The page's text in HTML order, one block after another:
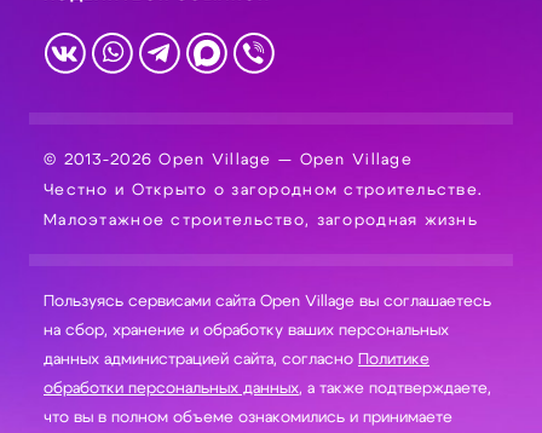
© 2013-2026 Open Village — Open Village
Честно и Открыто о загородном строительстве.
Малоэтажное строительство, загородная жизнь
Пользуясь сервисами сайта Open Village вы соглашаетесь
на сбор, хранение и обработку ваших персональных
данных администрацией сайта, согласно Политике
обработки персональных данных, а также подтверждаете,
что вы в полном объеме ознакомились и принимаете